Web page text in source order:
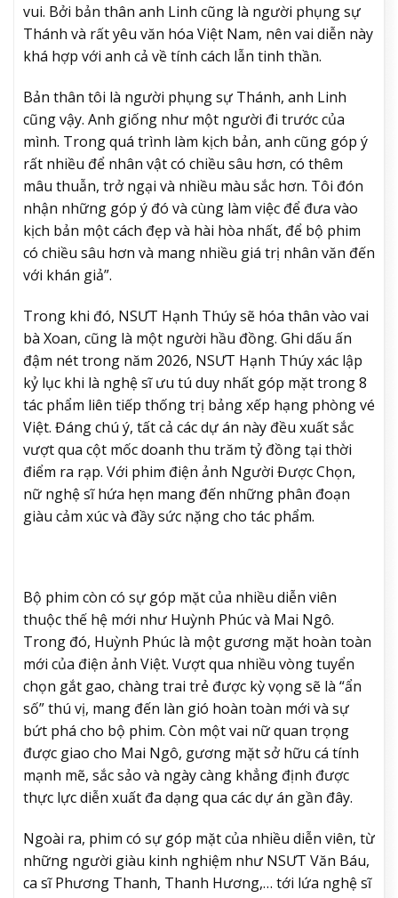
vui. Bởi bản thân anh Linh cũng là người phụng sự
Thánh và rất yêu văn hóa Việt Nam, nên vai diễn này
khá hợp với anh cả về tính cách lẫn tinh thần.
Bản thân tôi là người phụng sự Thánh, anh Linh
cũng vậy. Anh giống như một người đi trước của
mình. Trong quá trình làm kịch bản, anh cũng góp ý
rất nhiều để nhân vật có chiều sâu hơn, có thêm
mâu thuẫn, trở ngại và nhiều màu sắc hơn. Tôi đón
nhận những góp ý đó và cùng làm việc để đưa vào
kịch bản một cách đẹp và hài hòa nhất, để bộ phim
có chiều sâu hơn và mang nhiều giá trị nhân văn đến
với khán giả”.
Trong khi đó, NSƯT Hạnh Thúy sẽ hóa thân vào vai
bà Xoan, cũng là một người hầu đồng. Ghi dấu ấn
đậm nét trong năm 2026, NSƯT Hạnh Thúy xác lập
kỷ lục khi là nghệ sĩ ưu tú duy nhất góp mặt trong 8
tác phẩm liên tiếp thống trị bảng xếp hạng phòng vé
Việt. Đáng chú ý, tất cả các dự án này đều xuất sắc
vượt qua cột mốc doanh thu trăm tỷ đồng tại thời
điểm ra rạp. Với phim điện ảnh Người Được Chọn,
nữ nghệ sĩ hứa hẹn mang đến những phân đoạn
giàu cảm xúc và đầy sức nặng cho tác phẩm.
Bộ phim còn có sự góp mặt của nhiều diễn viên
thuộc thế hệ mới như Huỳnh Phúc và Mai Ngô.
Trong đó, Huỳnh Phúc là một gương mặt hoàn toàn
mới của điện ảnh Việt. Vượt qua nhiều vòng tuyển
chọn gắt gao, chàng trai trẻ được kỳ vọng sẽ là “ẩn
số” thú vị, mang đến làn gió hoàn toàn mới và sự
bứt phá cho bộ phim. Còn một vai nữ quan trọng
được giao cho Mai Ngô, gương mặt sở hữu cá tính
mạnh mẽ, sắc sảo và ngày càng khẳng định được
thực lực diễn xuất đa dạng qua các dự án gần đây.
Ngoài ra, phim có sự góp mặt của nhiều diễn viên, từ
những người giàu kinh nghiệm như NSƯT Văn Báu,
ca sĩ Phương Thanh, Thanh Hương,… tới lứa nghệ sĩ